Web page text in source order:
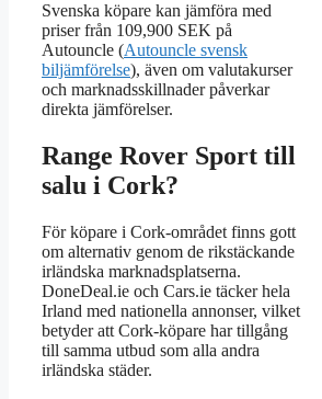
Svenska köpare kan jämföra med
priser från 109,900 SEK på
Autouncle (Autouncle svensk
biljämförelse), även om valutakurser
och marknadsskillnader påverkar
direkta jämförelser.
Range Rover Sport till
salu i Cork?
För köpare i Cork-området finns gott
om alternativ genom de rikstäckande
irländska marknadsplatserna.
DoneDeal.ie och Cars.ie täcker hela
Irland med nationella annonser, vilket
betyder att Cork-köpare har tillgång
till samma utbud som alla andra
irländska städer.